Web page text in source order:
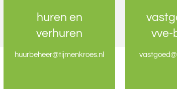
huren en
verhuren
huurbeheer@tijmenkroes.nl
huren en
verhuren
huurbeheer@tijmenkroes.nl
vve-
vastgoed
vve-
vastgoed